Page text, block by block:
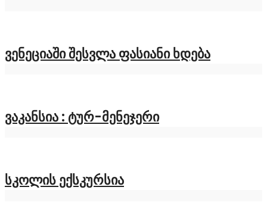
ვენეციაში შესვლა ფასიანი ხდება
ვაკანსია : ტურ-მენეჯერი
სკოლის ექსკურსია